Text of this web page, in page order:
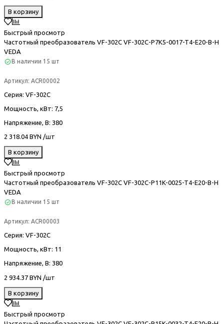
В корзину
Быстрый просмотр
Частотный преобразователь VF-302С VF-302C-P7K5-0017-T4-E20-B-H
VEDA
В наличии 15 шт
Артикул: ACR00002
Серия: VF-302С
Мощность, кВт: 7,5
Напряжение, В: 380
2 318.04 BYN /шт
В корзину
Быстрый просмотр
Частотный преобразователь VF-302С VF-302C-P11K-0025-T4-E20-B-H
VEDA
В наличии 15 шт
Артикул: ACR00003
Серия: VF-302С
Мощность, кВт: 11
Напряжение, В: 380
2 934.37 BYN /шт
В корзину
Быстрый просмотр